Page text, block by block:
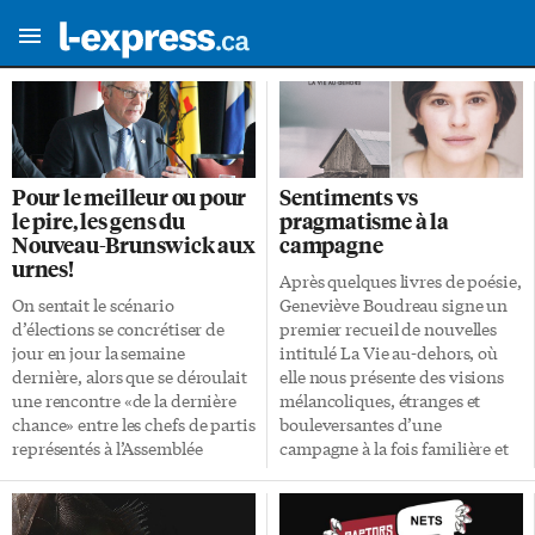
Pour le meilleur ou pour
le pire, les gens du
Nouveau-Brunswick aux
urnes!
On sentait le scénario
d’élections se concrétiser de
jour en jour la semaine
dernière, alors que se déroulait
une rencontre «de la dernière
chance» entre les chefs de partis
représentés à l’Assemblée
Brunswick. Les tractations
portaient sur la proposition du
Sentiments vs
pragmatisme à la
campagne
Après quelques livres de poésie,
Geneviève Boudreau signe un
premier recueil de nouvelles
intitulé La Vie au-dehors, où
elle nous présente des visions
mélancoliques, étranges et
bouleversantes d’une
campagne à la fois familière et
parfois dures sur la précarité de
la vie. Au fil des textes, nous